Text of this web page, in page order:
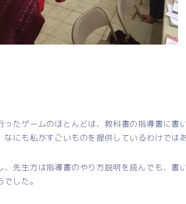
ったゲームのほとんどは、教科書の指導書に書
なにも私がすごいものを提供しているわけでは
、先生方は指導書のやり方説明を読んでも、書
でした。